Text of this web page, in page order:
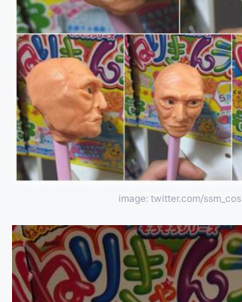
image: twitter.com/ssm_cos